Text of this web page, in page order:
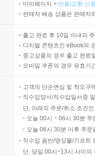
마이페이지 > 반품/교환 신
판매자 배송 상품은 판매자
출고 완료 후 10일 이내의
디지털 콘텐츠인 eBook의
중고상품의 경우 출고 완료
모바일 쿠폰의 경우 유효기
고객의 단순변심 및 착오구
직수입양서/직수입일서중
단, 아래의 주문/취소 조건
오늘 00시 ~ 06시 30분
오늘 06시 30분 이후 주
직수입 음반/영상물/기프트
단, 당일 00시~13시 사이의